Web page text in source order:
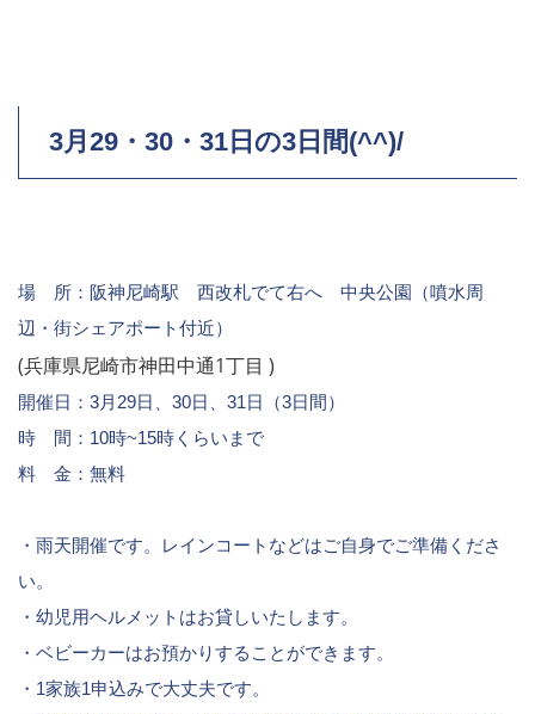
3月29・30・31日の3日間(^^)/
場 所：阪神尼崎駅 西改札でて右へ 中央公園（噴水周
辺・街シェアポート付近）
(兵庫県尼崎市神田中通1丁目 )
開催日：3月29日、30日、31日（3日間）
時 間：10時~15時くらいまで
料 金：無料
・雨天開催です。レインコートなどはご自身でご準備くださ
い。
・幼児用ヘルメットはお貸しいたします。
・ベビーカーはお預かりすることができます。
・1家族1申込みで大丈夫です。